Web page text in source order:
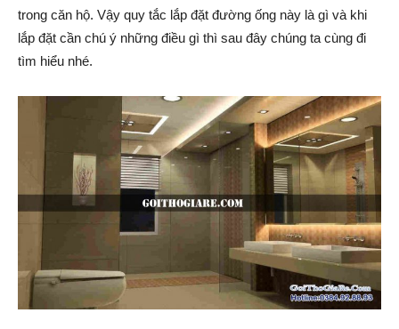
trong căn hộ. Vậy quy tắc lắp đặt đường ống này là gì và khi
lắp đặt cần chú ý những điều gì thì sau đây chúng ta cùng đi
tìm hiểu nhé.